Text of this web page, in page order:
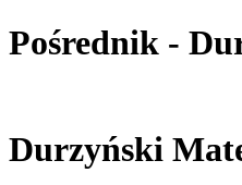
Pośrednik -
Durzyński